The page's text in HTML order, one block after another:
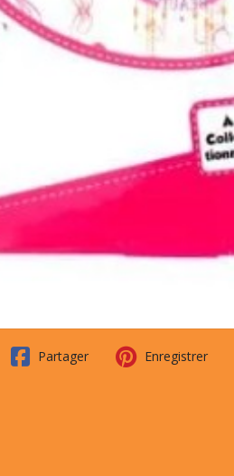
Partager Enregistrer